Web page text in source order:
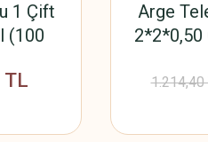
1 Çift
(100
TL
Arge
2*2*0,50
1.214,40